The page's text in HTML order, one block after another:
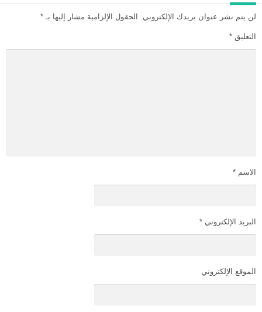
لن يتم نشر عنوان بريدك الإلكتروني. الحقول الإلزامية مشار إليها بـ *
التعليق *
الاسم *
البريد الإلكتروني *
الموقع الإلكتروني